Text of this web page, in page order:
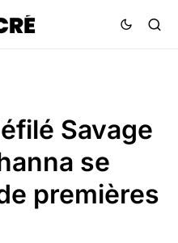
Savage
se
premières